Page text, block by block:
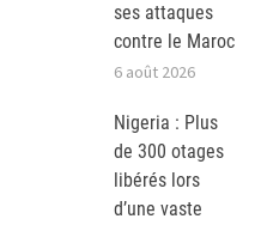
ses attaques
contre le Maroc
6 août 2026
Nigeria : Plus
de 300 otages
libérés lors
d’une vaste